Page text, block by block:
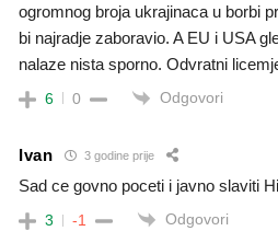
ogromnog broja ukrajinaca u borbi
bi najradje zaboravio. A EU i USA
nalaze nista sporno. Odvratni
6 0 Odgovori
Ivan 3 godine prije
Sad ce govno poceti i javno slaviti
3 -1 Odgovori